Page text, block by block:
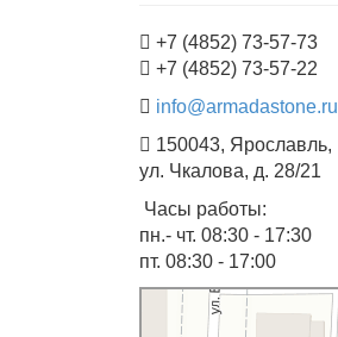
+7 (4852) 73-57-73
+7 (4852) 73-57-22
info@armadastone.ru
150043, Ярославль,
ул. Чкалова, д. 28/21
Часы работы:
пн.- чт. 08:30 - 17:30
пт. 08:30 - 17:00